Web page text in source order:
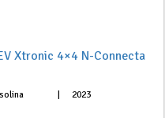
Xtronic 4×4 N-Connecta
2023